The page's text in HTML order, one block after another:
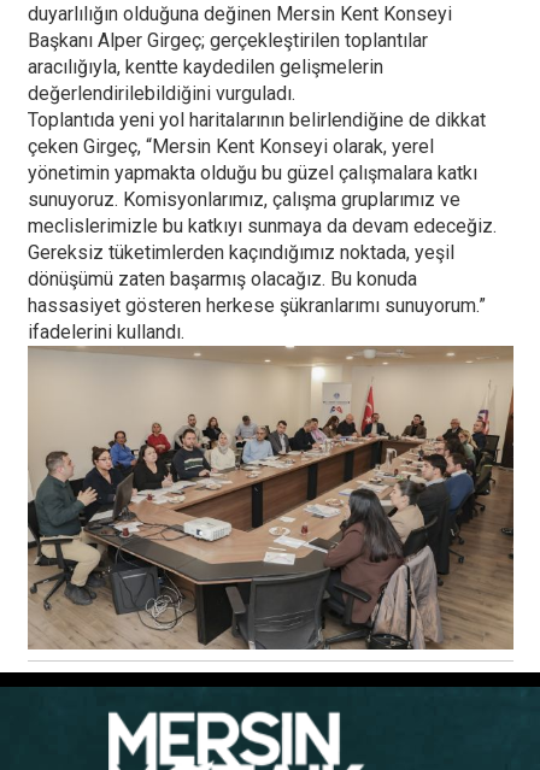
duyarlılığın olduğuna değinen Mersin Kent Konseyi
Başkanı Alper Girgeç; gerçekleştirilen toplantılar
aracılığıyla, kentte kaydedilen gelişmelerin
değerlendirilebildiğini vurguladı.
Toplantıda yeni yol haritalarının belirlendiğine de dikkat
çeken Girgeç, “Mersin Kent Konseyi olarak, yerel
yönetimin yapmakta olduğu bu güzel çalışmalara katkı
sunuyoruz. Komisyonlarımız, çalışma gruplarımız ve
meclislerimizle bu katkıyı sunmaya da devam edeceğiz.
Gereksiz tüketimlerden kaçındığımız noktada, yeşil
dönüşümü zaten başarmış olacağız. Bu konuda
hassasiyet gösteren herkese şükranlarımı sunuyorum.”
ifadelerini kullandı.